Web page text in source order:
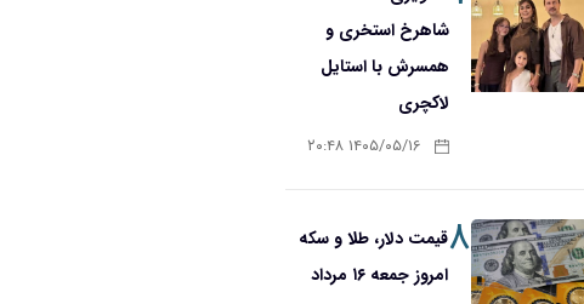
شاهرخ استخری و
همسرش با استایل
لاکچری
۱۴۰۵/۰۵/۱۶ ۲۰:۴۸
۸قیمت دلار، طلا و سکه
امروز جمعه ۱۶ مرداد